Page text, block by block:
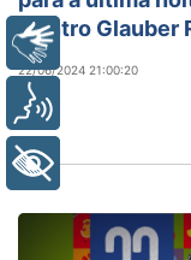
Centro Glauber
22/06/2024 21:00:20
Libras
+